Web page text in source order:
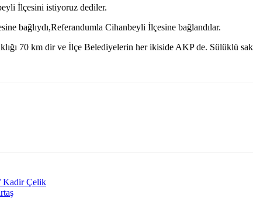
İlçesini istiyoruz dediler.
bağlıydı,Referandumla Cihanbeyli İlçesine bağlandılar.
70 km dir ve İlçe Belediyelerin her ikiside AKP de. Sülüklü
Kadir Çelik